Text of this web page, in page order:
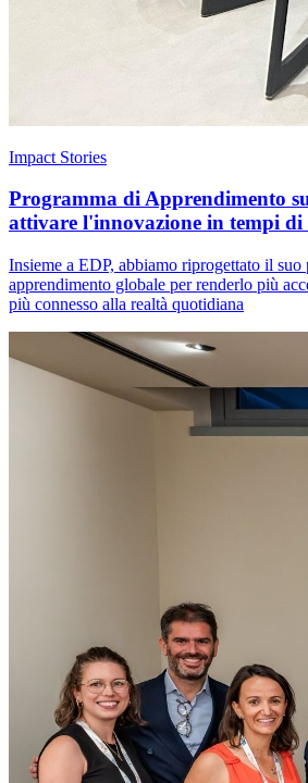
Impact Stories
Programma di Apprendimento
attivare l'innovazione in tempi di
Insieme a EDP, abbiamo riprogettato il suo
apprendimento globale per renderlo più
più connesso alla realtà quotidiana